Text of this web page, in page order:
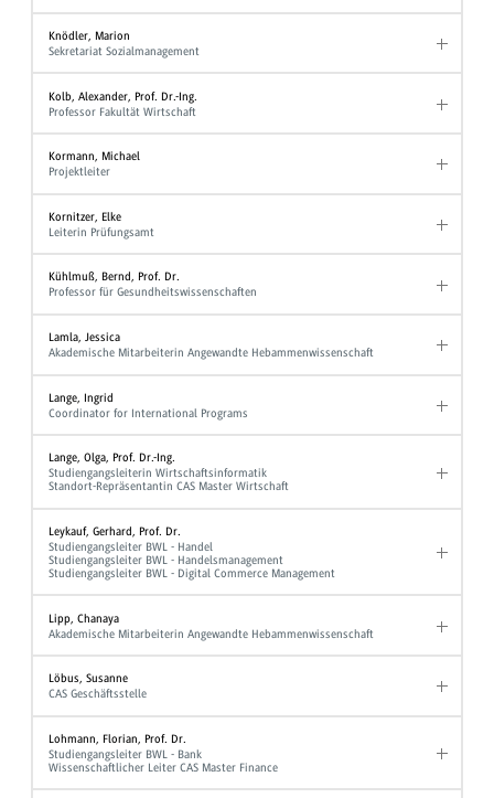
Knödler, Marion
Sekretariat Sozialmanagement
Kolb, Alexander, Prof. Dr.-Ing.
Professor Fakultät Wirtschaft
Kormann, Michael
Projektleiter
Kornitzer, Elke
Leiterin Prüfungsamt
Kühlmuß, Bernd, Prof. Dr.
Professor für Gesundheitswissenschaften
Lamla, Jessica
Akademische Mitarbeiterin Angewandte Hebammenwissenschaft
Lange, Ingrid
Coordinator for International Programs
Lange, Olga, Prof. Dr.-Ing.
Studiengangsleiterin Wirtschaftsinformatik
Standort-Repräsentantin CAS Master Wirtschaft
Leykauf, Gerhard, Prof. Dr.
Studiengangsleiter BWL - Handel
Studiengangsleiter BWL - Handelsmanagement
Studiengangsleiter BWL - Digital Commerce Management
Lipp, Chanaya
Akademische Mitarbeiterin Angewandte Hebammenwissenschaft
Löbus, Susanne
CAS Geschäftsstelle
Lohmann, Florian, Prof. Dr.
Studiengangsleiter BWL - Bank
Wissenschaftlicher Leiter CAS Master Finance